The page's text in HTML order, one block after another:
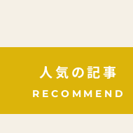
人気の記事
RECOMMEND